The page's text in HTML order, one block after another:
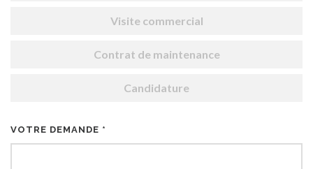
Visite commercial
Contrat de maintenance
Candidature
VOTRE DEMANDE *